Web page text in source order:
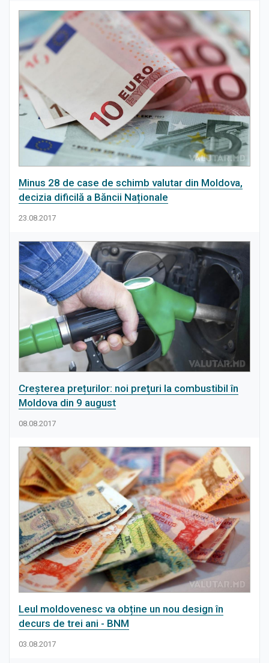
Minus 28 de case de schimb valutar din Moldova,
decizia dificilă a Băncii Naționale
23.08.2017
Creşterea prețurilor: noi preţuri la combustibil în
Moldova din 9 august
08.08.2017
Leul moldovenesc va obține un nou design în
decurs de trei ani - BNM
03.08.2017